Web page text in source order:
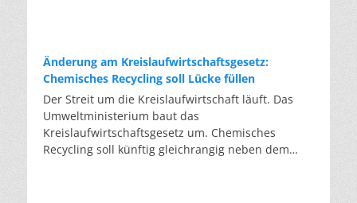
die Verfahren laufen heute deutlich schneller. Die
Halbjahresbilanz der Branche bestätigt dieses
Muster: So viele Windräder wie nie zuvor wurden
genehmigt, doch im ersten Halbjahr gingen netto
nur rund zwei Gigawatt ans Netz. Der Bestand
liegt damit bei etwa 70 Gigawatt. Das gesetzliche
Zwischenziel von 84 Gigawatt zum Jahresende ist
Änderung am Kreislaufwirtschaftsgesetz:
Chemisches Recycling soll Lücke füllen
Der Streit um die Kreislaufwirtschaft läuft. Das
Umweltministerium baut das
Kreislaufwirtschaftsgesetz um. Chemisches
Recycling soll künftig gleichrangig neben dem